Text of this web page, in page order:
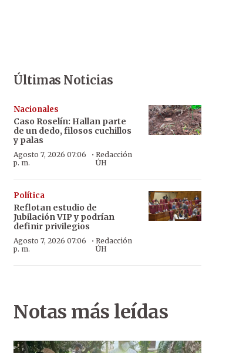
Últimas Noticias
Nacionales
Caso Roselín: Hallan parte
de un dedo, filosos cuchillos
y palas
Agosto 7, 2026 07:06
p. m.
· Redacción
ÚH
Política
Reflotan estudio de
Jubilación VIP y podrían
definir privilegios
Agosto 7, 2026 07:06
p. m.
· Redacción
ÚH
Notas más leídas